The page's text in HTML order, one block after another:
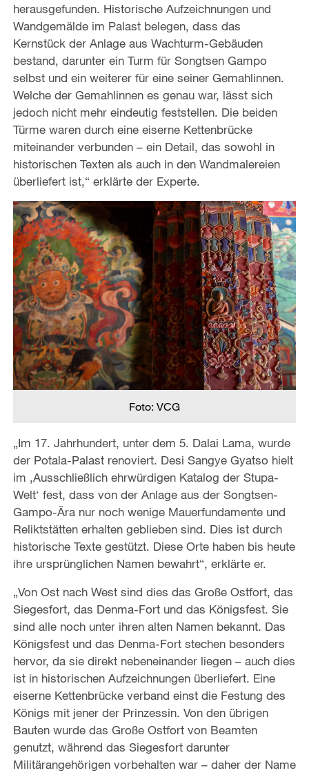
herausgefunden. Historische Aufzeichnungen und
Wandgemälde im Palast belegen, dass das
Kernstück der Anlage aus Wachturm-Gebäuden
bestand, darunter ein Turm für Songtsen Gampo
selbst und ein weiterer für eine seiner Gemahlinnen.
Welche der Gemahlinnen es genau war, lässt sich
jedoch nicht mehr eindeutig feststellen. Die beiden
Türme waren durch eine eiserne Kettenbrücke
miteinander verbunden – ein Detail, das sowohl in
historischen Texten als auch in den Wandmalereien
überliefert ist,“ erklärte der Experte.
Foto: VCG
„Im 17. Jahrhundert, unter dem 5. Dalai Lama, wurde
der Potala-Palast renoviert. Desi Sangye Gyatso hielt
im ‚Ausschließlich ehrwürdigen Katalog der Stupa-
Welt‘ fest, dass von der Anlage aus der Songtsen-
Gampo-Ära nur noch wenige Mauerfundamente und
Reliktstätten erhalten geblieben sind. Dies ist durch
historische Texte gestützt. Diese Orte haben bis heute
ihre ursprünglichen Namen bewahrt“, erklärte er.
„Von Ost nach West sind dies das Große Ostfort, das
Siegesfort, das Denma-Fort und das Königsfest. Sie
sind alle noch unter ihren alten Namen bekannt. Das
Königsfest und das Denma-Fort stechen besonders
hervor, da sie direkt nebeneinander liegen – auch dies
ist in historischen Aufzeichnungen überliefert. Eine
eiserne Kettenbrücke verband einst die Festung des
Königs mit jener der Prinzessin. Von den übrigen
Bauten wurde das Große Ostfort von Beamten
genutzt, während das Siegesfort darunter
Militärangehörigen vorbehalten war – daher der Name